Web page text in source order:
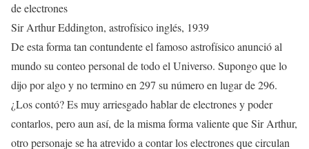
de electrones
Sir Arthur Eddington, astrofísico inglés, 1939
De esta forma tan contundente el famoso astrofísico anunció al
mundo su conteo personal de todo el Universo. Supongo que lo
dijo por algo y no termino en 297 su número en lugar de 296.
¿Los contó? Es muy arriesgado hablar de electrones y poder
contarlos, pero aun así, de la misma forma valiente que Sir Arthur,
otro personaje se ha atrevido a contar los electrones que circulan